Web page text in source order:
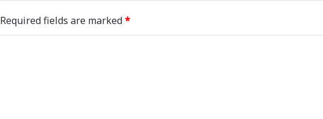
Required fields are marked*